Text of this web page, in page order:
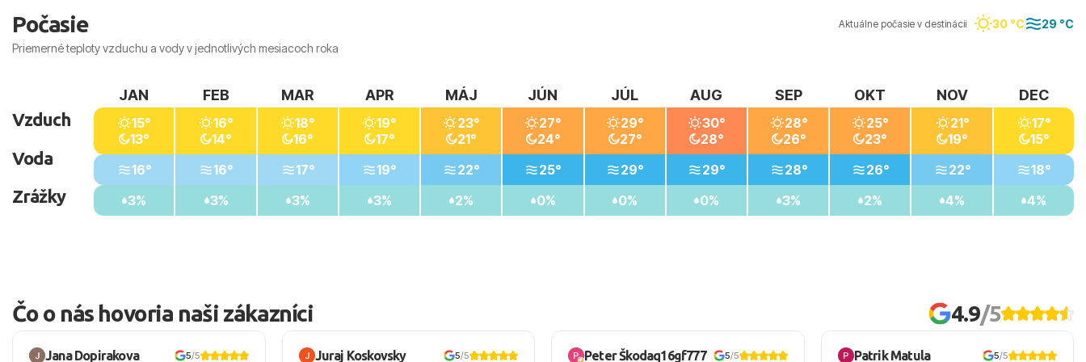
Počasie
Priemerné teploty vzduchu a vody v jednotlivých mesiacoch roka
Aktuálne počasie v destinácii 30 °C 29 °C
Vzduch
Voda
Zrážky
JAN
15°
13°
16°
3%
FEB
16°
14°
16°
3%
MAR
18°
16°
17°
3%
APR
19°
17°
19°
3%
MÁJ
23°
21°
22°
2%
JÚN
27°
24°
25°
0%
JÚL
29°
27°
29°
0%
AUG
30°
28°
29°
0%
SEP
28°
26°
28°
3%
OKT
25°
23°
26°
2%
NOV
21°
19°
22°
4%
DEC
17°
15°
18°
4%
Čo o nás hovoria naši zákazníci 4.9/5
Jana Dopirakova 5/5 Juraj Koskovsky 5/5 Peter Škodaq16gf777 5/5 Patrik Matula 5/5